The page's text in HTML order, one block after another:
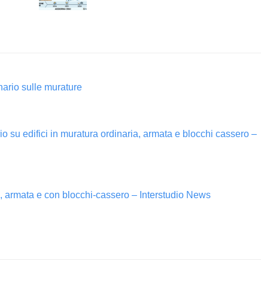
sulle murature
su edifici in muratura ordinaria, armata e blocchi cassero –
armata e con blocchi-cassero – Interstudio News